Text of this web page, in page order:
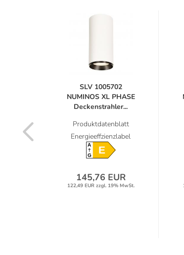
SLV 1005702
NUMINOS XL PHASE
Deckenstrahler...
Produktdatenblatt
Energieeffzienzlabel
A
GE
145,76 EUR
122,49 EUR zzgl. 19% MwSt.